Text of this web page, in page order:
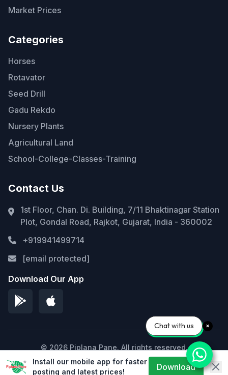
Market Prices
Categories
Horses
Rotavator
Seed Drill
Gadu Rekdo
Nursery Plants
Agricultural Land
School-College-Classes-Training
Contact Us
1st Floor, Chan. Di. Building, 7/11 Bhaktinagar Station
Plot, Gondal Road, Rajkot, Gujarat, India - 360002
+919941499714
[email protected]
Download Our App
© 2026 Piplana Pane. All rights reserved.
Privacy Policy Terms of Service Sitemap
Install our mobile app for faster
posting and latest prices!
Download
Chat with us